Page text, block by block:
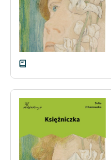
Deklaracja dostępności